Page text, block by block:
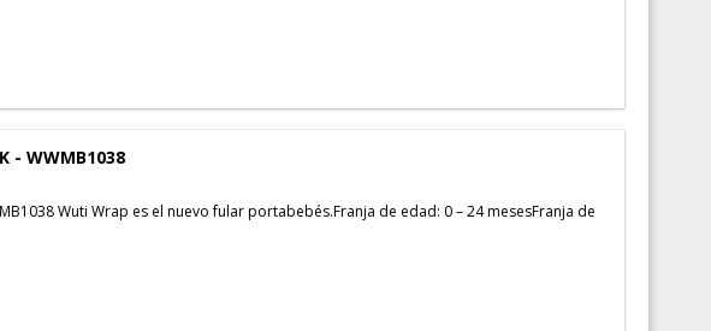
- WWMB1038
Wuti Wrap es el nuevo fular portabebés.Franja de edad: 0 – 24 mesesFranja de